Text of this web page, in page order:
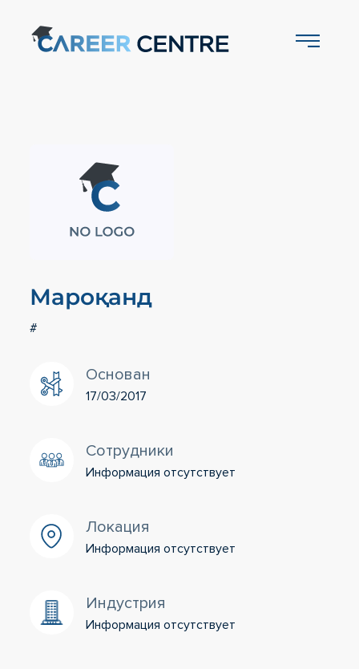
Мароқанд
#
Основан
17/03/2017
Сотрудники
Информация отсутствует
Локация
Информация отсутствует
Индустрия
Информация отсутствует